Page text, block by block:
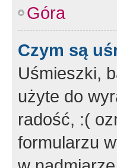
Góra
Czym są
Uśmieszki,
użyte do
radość, :(
formularzu